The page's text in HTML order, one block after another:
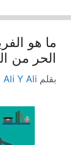
ما هو
الحر من
بقلم Ali Y Ali